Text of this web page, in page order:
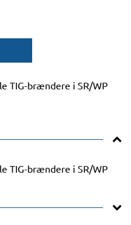
TIG-brændere i SR/WP
TIG-brændere i SR/WP